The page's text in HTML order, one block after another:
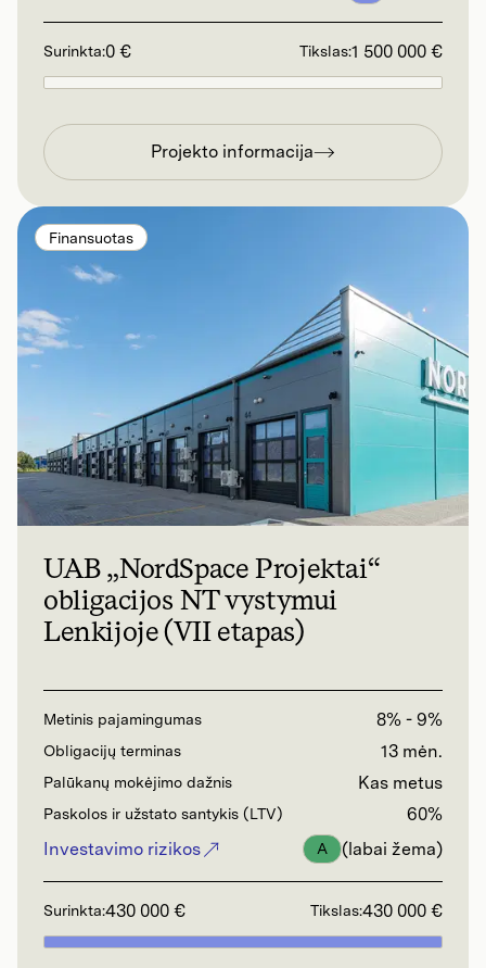
Surinkta:0 € Tikslas:1 500 000 €
Projekto informacija
UAB „NordSpace Projektai“
obligacijos NT vystymui
Lenkijoje (VII etapas)
Metinis pajamingumas 8% - 9%
Obligacijų terminas 13 mėn.
Palūkanų mokėjimo dažnis Kas metus
Paskolos ir užstato santykis (LTV)
60%
Investavimo rizikos
A (labai žema)
Surinkta:430 000 € Tikslas:430 000 €
Finansuotas